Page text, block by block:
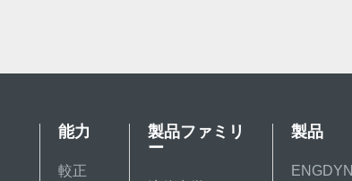
能力
較正
製品ファミリ
ー
製品
ENGDYN